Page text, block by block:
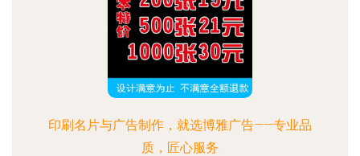
印刷名片与广告制作，就选博雅广告——专业品
质，匠心服务